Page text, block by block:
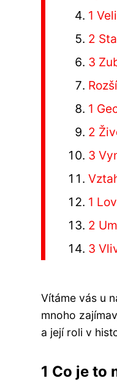
1
2
3
1
2
3
1
2
3
Vítáme vás u
mnoho
a její roli v
1 Co je to